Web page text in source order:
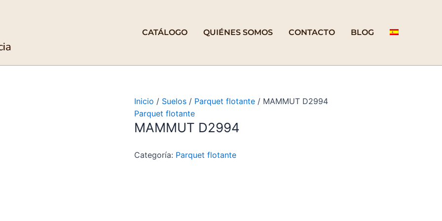
CATÁLOGO QUIÉNES SOMOS CONTACTO BLOG
Inicio / Suelos / Parquet flotante / MAMMUT D2994
Parquet flotante
MAMMUT D2994
Categoría: Parquet flotante